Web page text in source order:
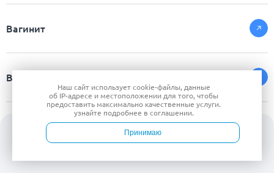
Вагинит
Вирус папилломы человека (ВПЧ)
Воспаление придатков (сальпингоофорит)
Наш сайт используетcookie-файлы, данные
об IP-адресе и местоположении для того, чтобы
предоставить максимально качественные услуги.
узнайте подробнее в соглашении.
Принимаю